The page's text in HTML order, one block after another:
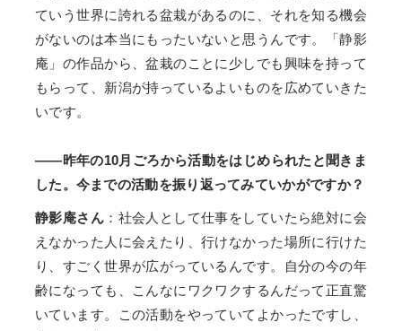
ていう世界に誇れる盆栽があるのに、それを知る機会
がないのは本当にもったいないと思うんです。「静影
庵」の作品から、盆栽のことに少しでも興味を持って
もらって、新潟が持っているよいものを広めていきた
いです。
――昨年の10月ごろから活動をはじめられたと聞きま
した。今までの活動を振り返ってみていかがですか？
静影庵さん ：社会人として仕事をしていたら絶対に会
えなかった人に会えたり、行けなかった場所に行けた
り、すごく世界が広がっているんです。自分の今の年
齢になっても、こんなにワクワクするんだって正直驚
いています。この活動をやっていてよかったですし、